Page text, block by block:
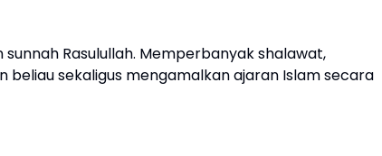
Rasulullah. Memperbanyak shalawat,
sekaligus mengamalkan ajaran Islam secara